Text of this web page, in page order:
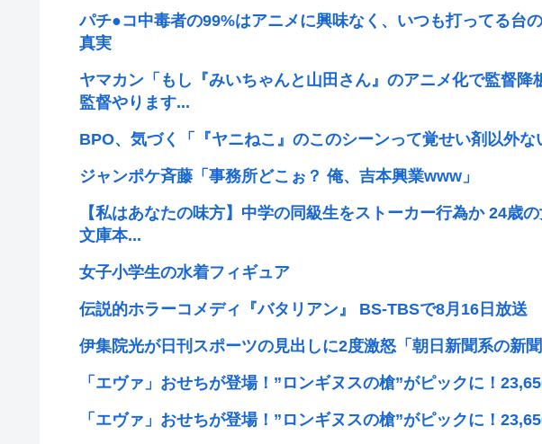
パチ●コ中毒者の99%はアニメに興味なく、いつも打ってる台
真実
ヤマカン「もし『みいちゃんと山田さん』のアニメ化で監督降
監督やります...
BPO、気づく「『ヤニねこ』のこのシーンって覚せい剤以外な
ジャンポケ斉藤「事務所どこぉ？ 俺、吉本興業www」
【私はあなたの味方】中学の同級生をストーカー行為か 24歳
文庫本...
女子小学生の水着フィギュア
伝説的ホラーコメディ『バタリアン』 BS-TBSで8月16日放送
伊集院光が日刊スポーツの見出しに2度激怒「朝日新聞系の新
「エヴァ」おせちが登場！”ロンギヌスの槍”がピックに！
「エヴァ」おせちが登場！”ロンギヌスの槍”がピックに！